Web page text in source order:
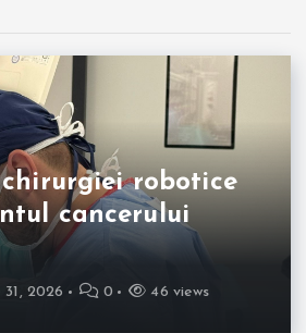
chirurgiei robotice
cancerului
31, 2026 0 46 views